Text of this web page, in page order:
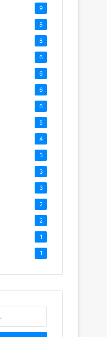
9
8
8
6
6
6
6
5
4
3
3
3
2
2
1
1